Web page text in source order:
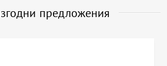
предложения